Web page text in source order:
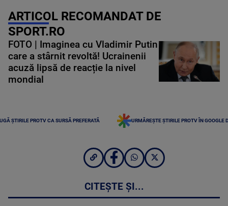
ARTICOL RECOMANDAT DE
SPORT.RO
FOTO | Imaginea cu Vladimir Putin
care a stârnit revoltă! Ucrainenii
acuză lipsă de reacție la nivel
mondial
ȘTIRILE PROTV CA SURSĂ PREFERATĂ URMĂREȘTE ȘTIRILE PROTV ÎN GOOGLE
CITEȘTE ȘI...